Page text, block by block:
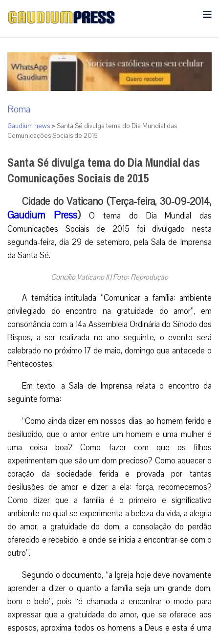
Roma
Gaudium news >Santa Sé divulga tema do Dia Mundial das
Comunicações Sociais de 2015
Santa Sé divulga tema do Dia Mundial das
Comunicações Sociais de 2015
Cidade do Vaticano (Terça-feira, 30-09-2014,
Gaudium Press)O tema do Dia Mundial das
Comunicações Sociais de 2015 foi divulgado nesta
segunda-feira, dia 29 de setembro, pela Sala de Imprensa
da Santa Sé.
Concílio Vaticano II | Foto: Reprodução
A temática intitulada “Comunicar a família: ambiente
privilegiado do encontro na gratuidade do amor”, em
consonância com a 14ª Assembleia Ordinária do Sínodo dos
Bispos, a ser realizada no ano seguinte, o evento será
celebrado no próximo 17 de maio, domingo que antecede o
Pentecostes.
Em texto, a Sala de Imprensa relata o encontro da
seguinte forma:
“Como ainda dizer em nossos dias, ao homem ferido e
desiludido, que o amor entre um homem e uma mulher é
uma coisa boa? Como fazer com que os filhos
experimentem que são um dom precioso? Como aquecer o
coração da sociedade ferida e provada por tantas
desilusões de amor e dizer a ela: força, recomecemos?
Como dizer que a família é o primeiro e significativo
ambiente no qual se experimenta a beleza da vida, a alegria
do amor, a gratuidade do dom, a consolação do perdão
oferecido e recebido, e onde se inicia a encontrar-se com o
outro”.
Segundo o documento, “a Igreja hoje deve novamente
aprender a dizer o quanto a família seja um grande dom,
bom e belo”, pois “é chamada a encontrar o modo para
expressar que a gratuidade do amor, que se oferece aos
esposos, aproxima todos os homens a Deus e esta é uma